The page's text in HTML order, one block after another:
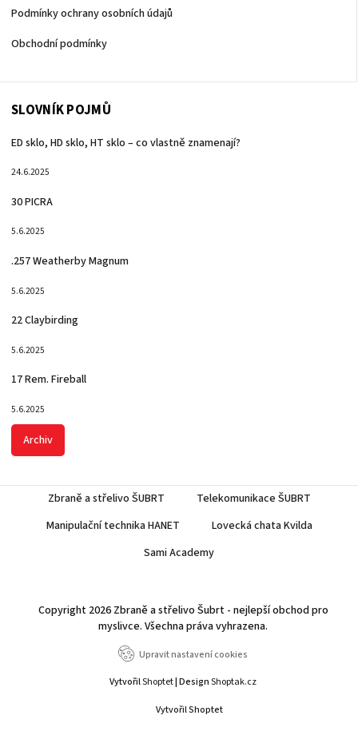
Podmínky ochrany osobních údajů
Obchodní podmínky
SLOVNÍK POJMŮ
ED sklo, HD sklo, HT sklo – co vlastně znamenají?
24.6.2025
30 PICRA
5.6.2025
.257 Weatherby Magnum
5.6.2025
22 Claybirding
5.6.2025
17 Rem. Fireball
5.6.2025
Archiv
Zbraně a střelivo ŠUBRT
Telekomunikace ŠUBRT
Manipulační technika HANET
Lovecká chata Kvilda
Sami Academy
Vytvořil Shoptet
Copyright 2026 Zbraně a střelivo Šubrt - nejlepší obchod pro
myslivce. Všechna práva vyhrazena.
Upravit nastavení cookies
VytvořilShoptet| DesignShoptak.cz